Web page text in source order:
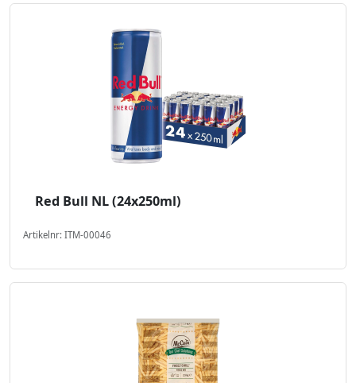
Red Bull NL (24x250ml)
Artikelnr: ITM-00046